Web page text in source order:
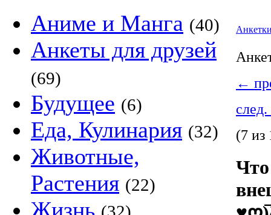
Аниме и Манга (40)
Анкеты для друзей
(69)
Будущее (6)
Еда, Кулинария (32)
Животные,
Растения (22)
Жизнь
←
(7 из
Что